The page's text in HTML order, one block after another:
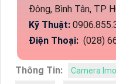
Đông, Bình Tân, TP
Kỹ Thuật:
Điện Thoại: (028)
Thông Tin:
Camera